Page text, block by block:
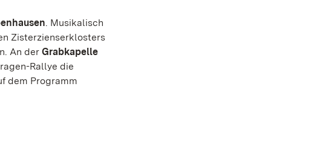
. Musikalisch
Zisterzienserklosters
An der Grabkapelle
Rallye die
dem Programm